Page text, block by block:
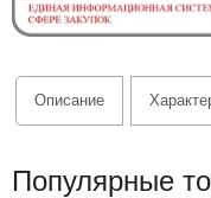
Описание
Популярные